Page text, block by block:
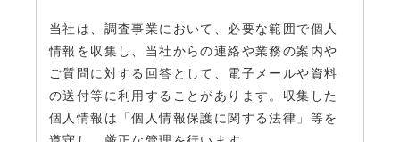
当社は、調査事業において、必要な範囲で個人
情報を収集し、当社からの連絡や業務の案内や
ご質問に対する回答として、電子メールや資料
の送付等に利用することがあります。収集した
個人情報は「個人情報保護に関する法律」等を